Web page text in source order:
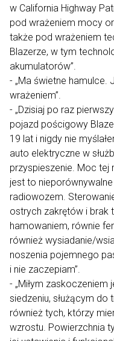
w California Highway
pod wrażeniem mocy
także pod wrażeniem
Blazerze, w tym
akumulatorów”.
- „Ma świetne
wrażeniem”.
- „Dzisiaj po raz
pojazd pościgowy
19 lat i nigdy nie
auto elektryczne w
przyspieszenie. Moc
jest to
radiowozem.
ostrych zakrętów i brak
hamowaniem, równie
również wysiadanie/
noszenia pojemnego
i nie zaczepiam”.
- „Miłym
siedzeniu, służącym
również tych, którzy
wzrostu. Powierzchnia